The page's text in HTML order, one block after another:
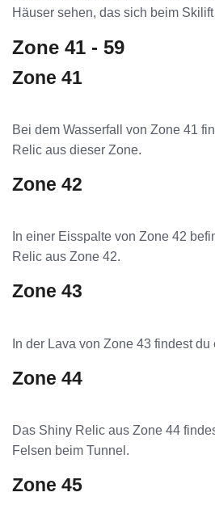
Häuser sehen, das sich beim
Zone 41 - 59
Zone 41
Bei dem Wasserfall von Zone 41
Relic aus dieser Zone.
Zone 42
In einer Eisspalte von Zone 42
Relic aus Zone 42.
Zone 43
In der Lava von Zone 43 findest
Zone 44
Das Shiny Relic aus Zone 44
Felsen beim Tunnel.
Zone 45